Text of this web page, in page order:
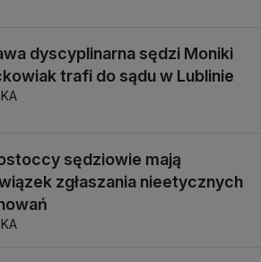
dyscyplinarna sędzi Moniki
trafi do sądu w Lublinie
sędziowie mają
zgłaszania nieetycznych